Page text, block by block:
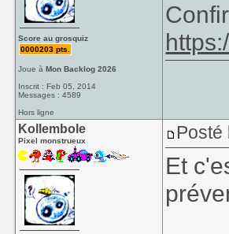
Score au grosquiz
0000203 pts.
Joue àMon Backlog 2026
Inscrit : Feb 05, 2014
Messages : 4589
Hors ligne
Kollembole
Pixel monstrueux
Et